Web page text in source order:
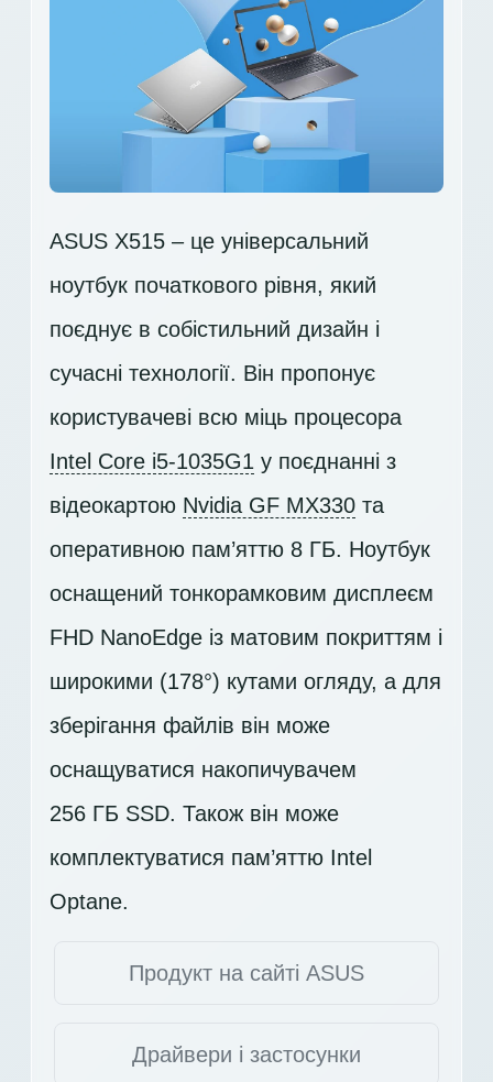
ASUS X515 – це універсальний
ноутбук початкового рівня, який
поєднує в собістильний дизайн і
сучасні технології. Він пропонує
користувачеві всю міць процесора
Intel Core i5-1035G1 у поєднанні з
відеокартою Nvidia GF MX330 та
оперативною пам’яттю 8 ГБ. Ноутбук
оснащений тонкорамковим дисплеєм
FHD NanoEdge із матовим покриттям і
широкими (178°) кутами огляду, а для
зберігання файлів він може
оснащуватися накопичувачем
256 ГБ SSD. Також він може
комплектуватися пам’яттю Intel
Optane.
Продукт на сайті ASUS
Драйвери і застосунки